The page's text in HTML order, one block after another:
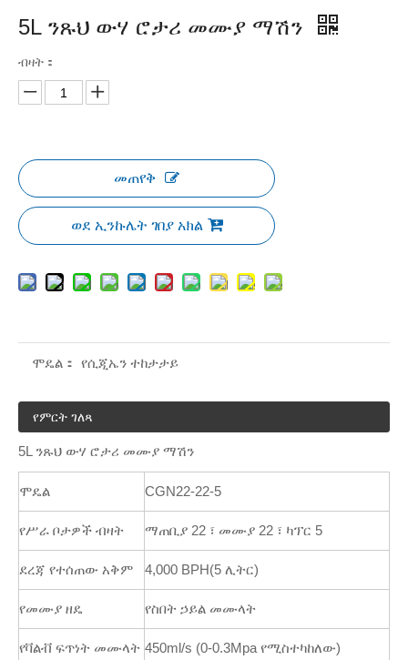
5L ንጹህ ውሃ ሮታሪ ​​መሙያ ማሽን
ብዛት：
መጠየቅ
ወደ ኢንኩሌት ገበያ አክል
ሞዴል： የሲጂኤን ተከታታይ
የምርት ገለጻ
5L ንጹህ ውሃ ሮታሪ ​​መሙያ ማሽን
ሞዴል CGN22-22-5
የሥራ ቦታዎች ብዛት ማጠቢያ 22 ፣ መሙያ 22 ፣ ካፕር 5
ደረጃ የተሰጠው አቅም 4,000 BPH(5 ሊትር)
የመሙያ ዘዴ የስበት ኃይል መሙላት
የቫልቭ ፍጥነት መሙላት 450ml/s (0-0.3Mpa የሚስተካከለው)